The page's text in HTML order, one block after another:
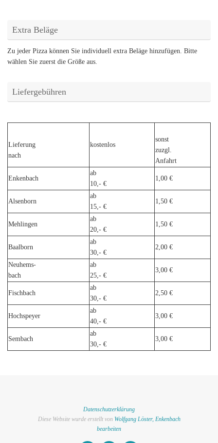
Extra Beläge
Zu jeder Pizza können Sie individuell extra Beläge hinzufügen. Bitte
wählen Sie zuerst die Größe aus.
Liefergebühren
Lieferung
nach
kostenlos
sonst
zuzgl.
Anfahrt
Enkenbach
ab
10,- €
1,00 €
Alsenborn
ab
15,- €
1,50 €
Mehlingen
ab
20,- €
1,50 €
Baalborn
ab
30,- €
2,00 €
Neuhems-
bach
ab
25,- €
3,00 €
Fischbach
ab
30,- €
2,50 €
Hochspeyer
ab
40,- €
3,00 €
Sembach
ab
30,- €
3,00 €
Datenschutzerklärung
Diese Website wurde erstellt von Wolfgang Löster, Enkenbach
bearbeiten